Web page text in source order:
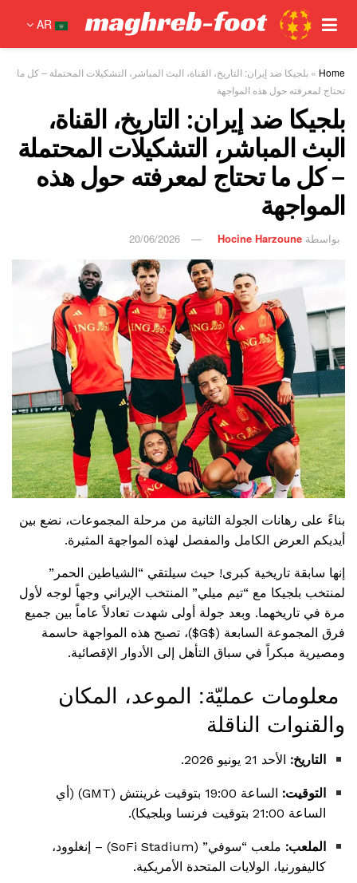
AR
Home
» بلجيكا ضد إيران: التاريخ، القناة، البث المباشر، التشكيلات المحتملة – كل ما
تحتاج لمعرفته حول هذه المواجهة
بلجيكا ضد إيران: التاريخ، القناة،
البث المباشر، التشكيلات المحتملة
– كل ما تحتاج لمعرفته حول هذه
المواجهة
بواسطة Hocine Harzoune
20/06/2026
بناءً على رهانات الجولة الثانية من مرحلة المجموعات، نضع بين
أيديكم العرض الكامل والمفصل لهذه المواجهة المثيرة.
إنها سابقة تاريخية كبرى! حيث سيلتقي “الشياطين الحمر”
لمنتخب بلجيكا مع “تيم ميلي” المنتخب الإيراني وجهاً لوجه لأول
مرة في تاريخهما. وبعد جولة أولى شهدت تعادلاً عاماً بين جميع
فرق المجموعة السابعة ($G$
)، تصبح هذه المواجهة حاسمة
ومصيرية مبكراً في سباق التأهل إلى الأدوار الإقصائية.
معلومات عمليّة: الموعد، المكان
والقنوات الناقلة
التاريخ: الأحد 21 يونيو 2026.
التوقيت:
الساعة 19:00 بتوقيت غرينتش (GMT) (أي
الساعة 21:00 بتوقيت فرنسا وبلجيكا).
الملعب:
ملعب “سوفي” (SoFi Stadium) – إنغلوود،
كاليفورنيا، الولايات المتحدة الأمريكية.